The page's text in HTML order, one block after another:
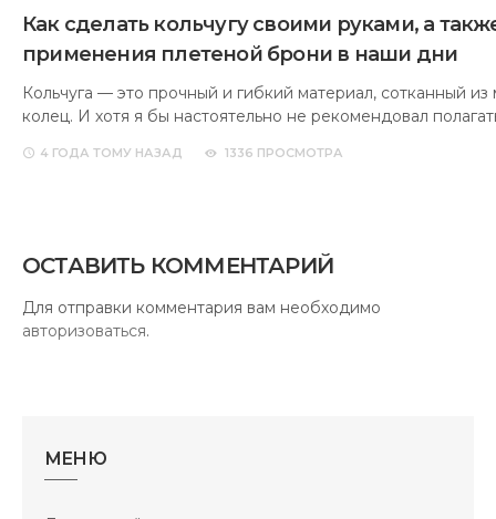
Как сделать кольчугу своими руками, а
применения плетеной брони в наши дни
Кольчуга — это прочный и гибкий материал, сотканный из
колец. И хотя я бы настоятельно не рекомендовал
4 ГОДА ТОМУ НАЗАД 1336 ПРОСМОТРА
ОСТАВИТЬ КОММЕНТАРИЙ
Для отправки комментария вам необходимо
авторизоваться.
МЕНЮ